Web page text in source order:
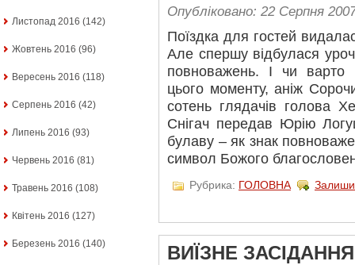
Листопад 2016 (142)
Жовтень 2016 (96)
Вересень 2016 (118)
Серпень 2016 (42)
Липень 2016 (93)
Червень 2016 (81)
Травень 2016 (108)
Квітень 2016 (127)
Березень 2016 (140)
Опубліковано: 22 Серпня
Поїздка для гостей
Але спершу відбулася
повноважень. І чи варто
цього моменту, аніж
сотень глядачів голова
Снігач передав Юрію
булаву – як знак
символ Божого
Рубрика: ГОЛОВНА
ВИЇЗНЕ